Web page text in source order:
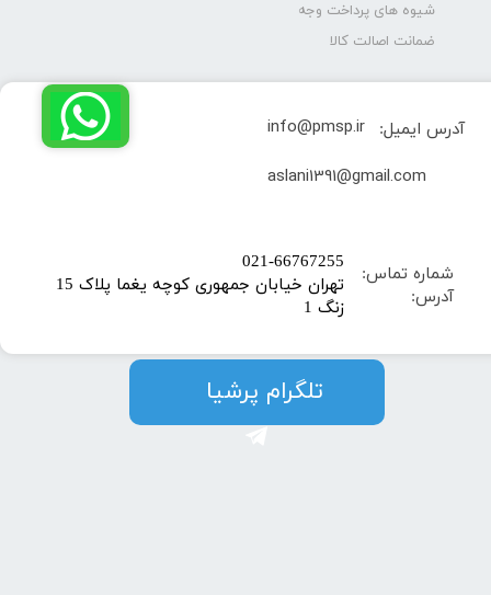
شیوه های پرداخت وجه
ضمانت اصالت کالا
شماره تماس:
آدرس:
​021-66767255
تهران خیابان جمهوری کوچه یغما پلاک 15
زنگ 1
آدرس ایمیل:
info@pmsp.ir
​aslani1391@gmail.com
​​​​تلگرام پرشیا